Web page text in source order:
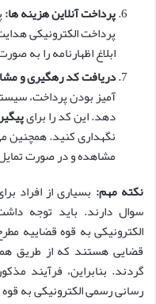
پرداخت آنلاین هزینه ها:
پرداخت الکترونیکی
ابلاغ اظهارنامه را به
دریافت کد رهگیری و
آمیز بودن پرداخت،
دهد. این کد را برای
نگهداری کنید. همچنین
مشاهده و در صورت
نکته مهم: بسیاری از افراد
سوال دارند. باید توجه
الکترونیکی به قوه قضاییه
قضایی هستند که از طریق
گردند. بنابراین، فرآیند
رسانی رسمی الکترونیکی به